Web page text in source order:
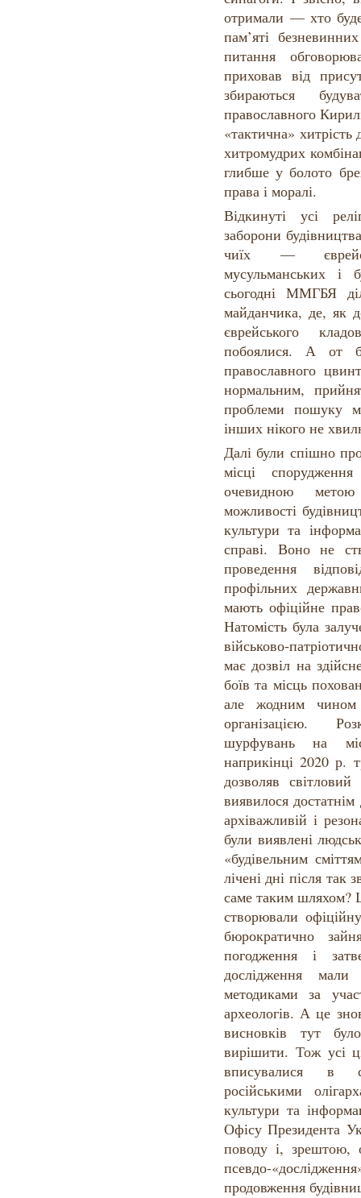
отримали — хто
пам’яті
питання
приховав від
збираються
православного
«тактична»
хитромудрих
глибше у болото
права і моралі.
Відкинуті усі
заборони
чиїх —
мусульманських і
сьогодні ММГБЯ
майданчика, де, як
єврейського
побоялися. А от
православного
нормальним,
проблеми пошуку
інших нікого не
Далі були спішно
місці
очевидною
можливості
культури та
справі. Воно не
проведення
профільних
мають офіційне
Натомість була
військово-
має дозвіл на
боїв та місць
але жодним
організацією.
шурфувань на
наприкінці 2020 р.
дозволяв
виявилося
архіважливій і
були виявлені
«будівельним
лічені дні після
саме таким шляхом?
створювали
бюрократично
погодження і
дослідження
методиками за
археологів. А це
висновків тут
вирішити. Тож усі
вписувалися в
російськими
культури та
Офісу Президента
поводу і, зрештою,
псевдо-
продовження